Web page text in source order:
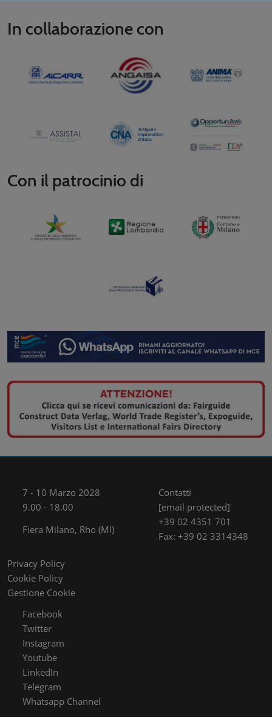
In collaborazione con
Con il patrocinio di
7 - 10 Marzo 2028
9.00 - 18.00
Fiera Milano, Rho (MI)
Contatti
[email protected]
+39 02 4351 701
Fax: +39 02 3314348
Privacy Policy
Cookie Policy
Gestione Cookie
Facebook
Twitter
Instagram
Youtube
LinkedIn
Telegram
Whatsapp Channel